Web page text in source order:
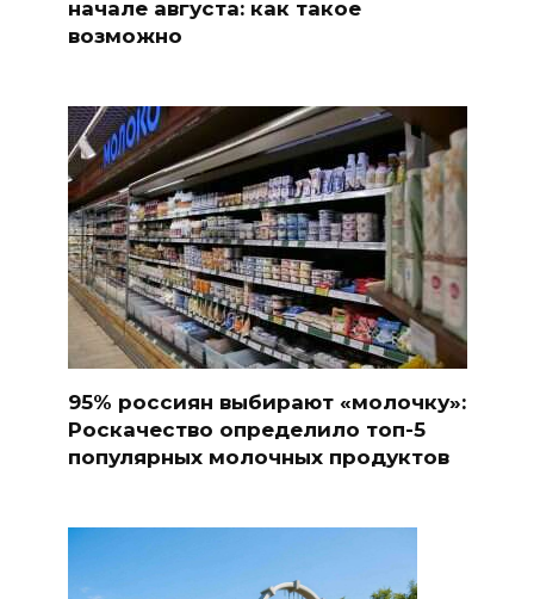
начале августа: как такое
возможно
95% россиян выбирают «молочку»:
Роскачество определило топ-5
популярных молочных продуктов